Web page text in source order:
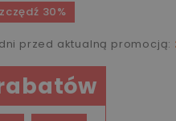
30%
przed aktualną promocją: